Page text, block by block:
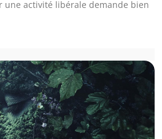
une activité libérale demande bien